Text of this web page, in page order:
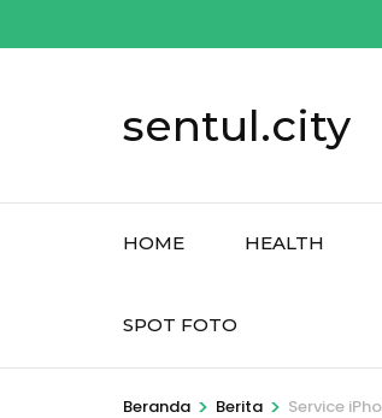
ke
sentul.city
HOME HEALTH
SPOT FOTO
Beranda > Berita > Service